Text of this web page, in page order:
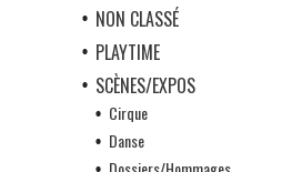
NON CLASSÉ
PLAYTIME
SCÈNES/EXPOS
Cirque
Danse